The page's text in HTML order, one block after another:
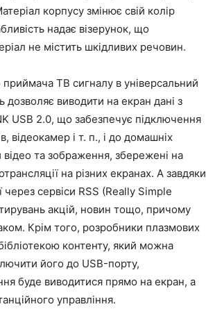
корпусу змінює свій колір
надає візерунок, що
не містить шкідливих речовин.
ТВ сигналу в універсальний
дозволяє виводити на екран дані з
USB 2.0, що забезпечує підключення
відеокамер і т. п., і до домашніх
та зображення, збережені на
на різних екранах. А завдяки
через сервіси RSS (Really Simple
акцій, новин тощо, причому
Крім того, розробники плазмових
контенту, який можна
його до USB-порту,
буде виводитися прямо на екран, а
управління.